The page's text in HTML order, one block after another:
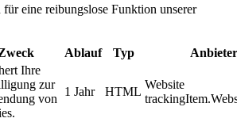
eine reibungslose Funktion unserer
Ablauf Typ Anbieter
Ihre
zur
von
1 Jahr HTML
Website